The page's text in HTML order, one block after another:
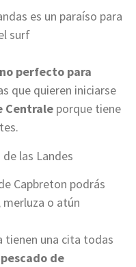
es un paraíso para
surf
perfecto para
que quieren iniciarse
Centrale porque tiene
Capbreton podrás
o atún
tienen una cita todas
de